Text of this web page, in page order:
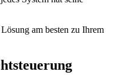
am besten zu Ihrem